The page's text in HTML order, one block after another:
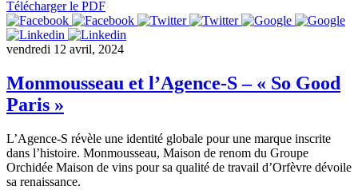
Télécharger le PDF
vendredi 12 avril, 2024
Monmousseau et l’Agence-S – « So Good
Paris »
L’Agence-S révèle une identité globale pour une marque inscrite
dans l’histoire. Monmousseau, Maison de renom du Groupe
Orchidée Maison de vins pour sa qualité de travail d’Orfèvre dévoile
sa renaissance.